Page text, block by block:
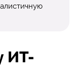
ИТ-